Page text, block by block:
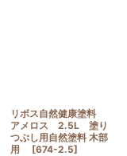
リボス自然健康塗料
アメロス 2.5L 塗り
つぶし用自然塗料 木部
用
[674-2.5]